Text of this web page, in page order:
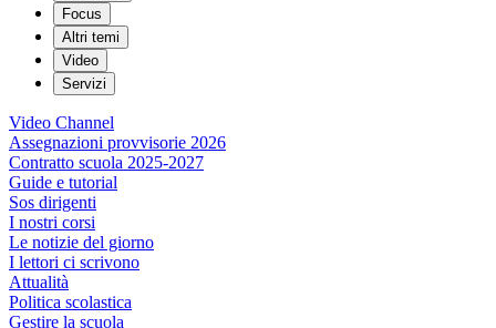
Focus
Altri temi
Video
Servizi
Video Channel
Assegnazioni provvisorie 2026
Contratto scuola 2025-2027
Guide e tutorial
Sos dirigenti
I nostri corsi
Le notizie del giorno
I lettori ci scrivono
Attualità
Politica scolastica
Gestire la scuola